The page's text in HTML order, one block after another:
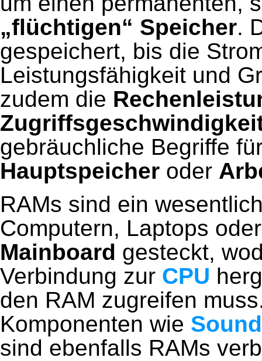
„flüchtigen“ Speicher.
gespeichert, bis die
Leistungsfähigkeit und
zudem die
gebräuchliche Begriffe
Hauptspeicher oder
RAMs sind ein
Computern, Laptops
Mainboard gesteckt,
Verbindung zur CPU
den RAM zugreifen
Komponenten wie
sind ebenfalls RAMs